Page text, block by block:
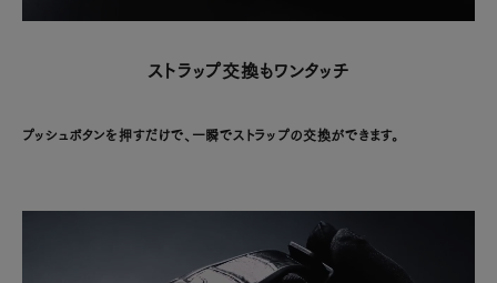
ストラップ交換もワンタッチ
プッシュボタンを押すだけで、一瞬でストラップの交換ができます。